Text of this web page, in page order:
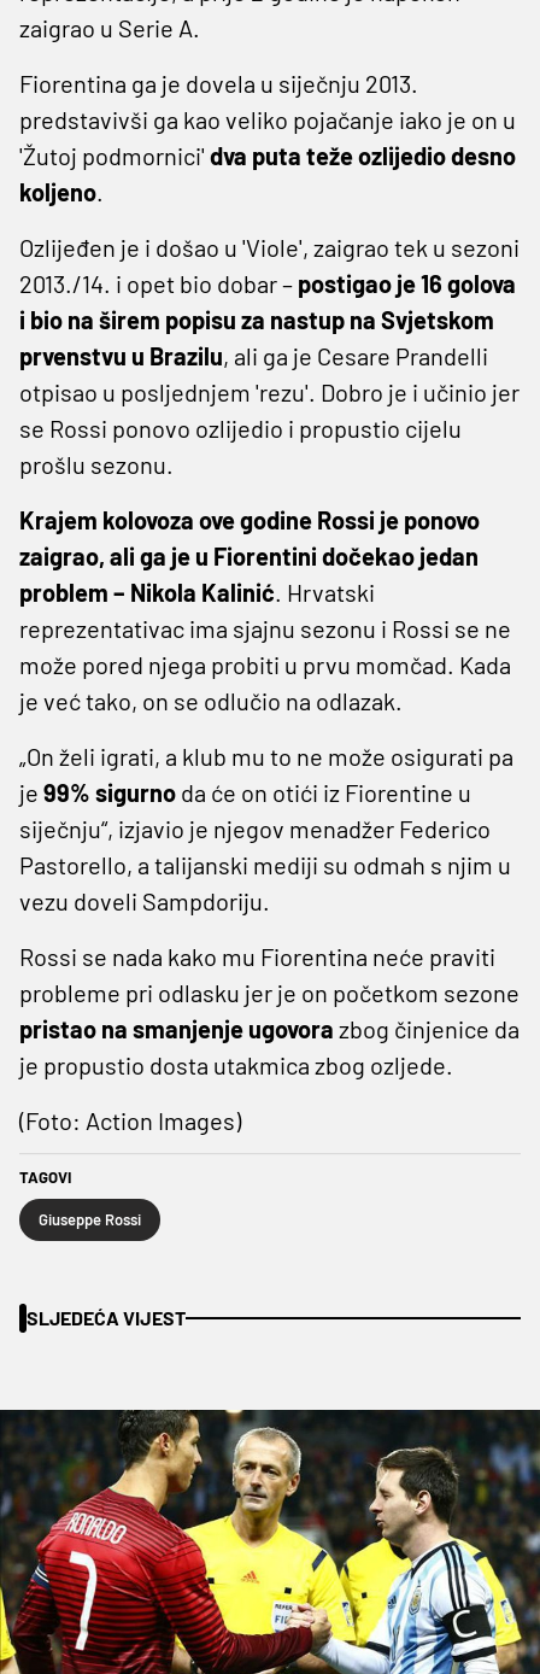
zaigrao u Serie A.
Fiorentina ga je dovela u siječnju 2013.
predstavivši ga kao veliko pojačanje iako je on u
'Žutoj podmornici' dva puta teže ozlijedio desno
koljeno.
Ozlijeđen je i došao u 'Viole', zaigrao tek u sezoni
2013./14. i opet bio dobar – postigao je 16 golova
i bio na širem popisu za nastup na Svjetskom
prvenstvu u Brazilu, ali ga je Cesare Prandelli
otpisao u posljednjem 'rezu'. Dobro je i učinio jer
se Rossi ponovo ozlijedio i propustio cijelu
prošlu sezonu.
Krajem kolovoza ove godine Rossi je ponovo
zaigrao, ali ga je u Fiorentini dočekao jedan
problem – Nikola Kalinić. Hrvatski
reprezentativac ima sjajnu sezonu i Rossi se ne
može pored njega probiti u prvu momčad. Kada
je već tako, on se odlučio na odlazak.
„On želi igrati, a klub mu to ne može osigurati pa
je 99% sigurno da će on otići iz Fiorentine u
siječnju“, izjavio je njegov menadžer Federico
Pastorello, a talijanski mediji su odmah s njim u
vezu doveli Sampdoriju.
Rossi se nada kako mu Fiorentina neće praviti
probleme pri odlasku jer je on početkom sezone
pristao na smanjenje ugovora zbog činjenice da
je propustio dosta utakmica zbog ozljede.
(Foto: Action Images)
TAGOVI
Giuseppe Rossi
SLJEDEĆA VIJEST